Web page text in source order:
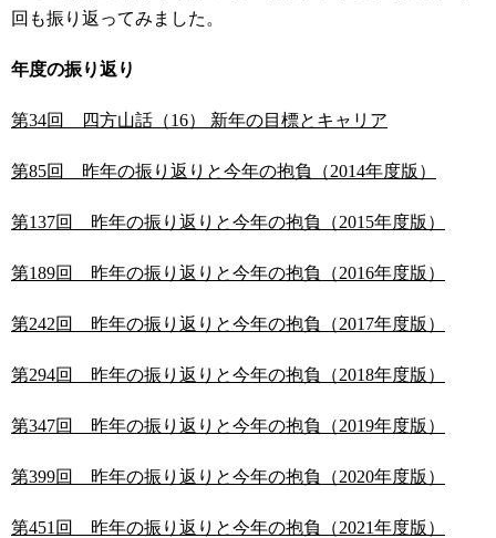
回も振り返ってみました。
年度の振り返り
第34回 四方山話（16） 新年の目標とキャリア
第85回 昨年の振り返りと今年の抱負（2014年度版）
第137回 昨年の振り返りと今年の抱負（2015年度版）
第189回 昨年の振り返りと今年の抱負（2016年度版）
第242回 昨年の振り返りと今年の抱負（2017年度版）
第294回 昨年の振り返りと今年の抱負（2018年度版）
第347回 昨年の振り返りと今年の抱負（2019年度版）
第399回 昨年の振り返りと今年の抱負（2020年度版）
第451回 昨年の振り返りと今年の抱負（2021年度版）